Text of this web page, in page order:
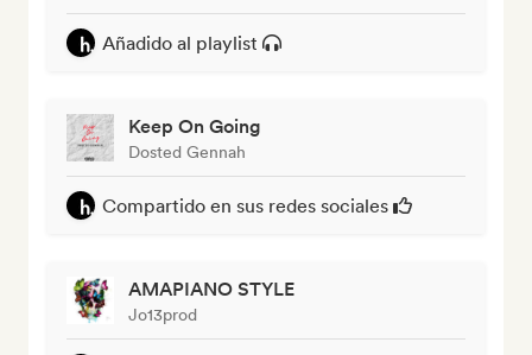
Añadido al playlist
Keep On Going
Dosted Gennah
Compartido en sus redes sociales
AMAPIANO STYLE
Jo13prod